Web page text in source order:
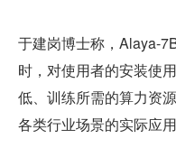
于建岗博士称，Alaya-
时，对使用者的安装使
低、训练所需的算力资
各类行业场景的实际应用